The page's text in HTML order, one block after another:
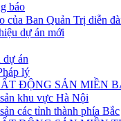
báo
Ban Quản Trị diễn
dự án mới
án
lý
ĐỘNG SẢN MIỀN
khu vực Hà Nội
các tỉnh thành phía Bắc